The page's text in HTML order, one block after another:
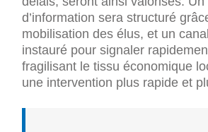
d’information sera structuré
mobilisation des élus, et un
instauré pour signaler
fragilisant le tissu économique
une intervention plus rapide et